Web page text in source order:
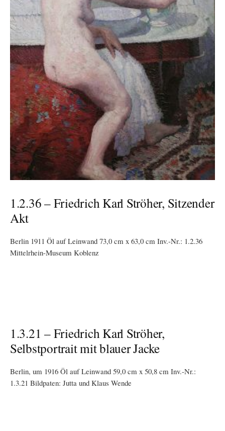
1.2.36 – Friedrich Karl Ströher, Sitzender
Akt
Berlin 1911 Öl auf Leinwand 73,0 cm x 63,0 cm Inv.-Nr.: 1.2.36
Mittelrhein-Museum Koblenz
1.3.21 – Friedrich Karl Ströher,
Selbstportrait mit blauer Jacke
Berlin, um 1916 Öl auf Leinwand 59,0 cm x 50,8 cm Inv.-Nr.:
1.3.21 Bildpaten: Jutta und Klaus Wende